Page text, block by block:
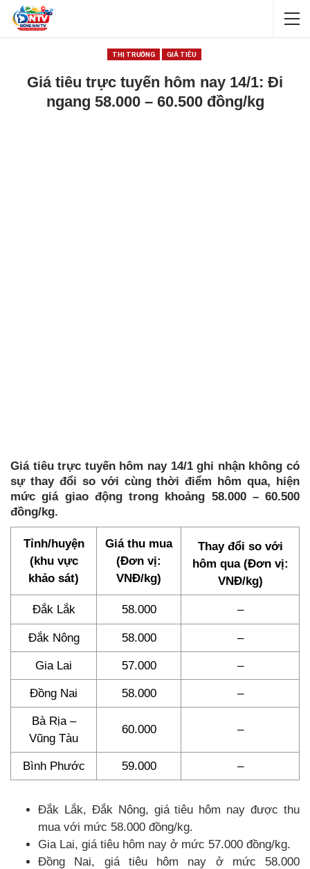
THỊ TRƯỜNG GIÁ TIÊU
Giá tiêu trực tuyến hôm nay 14/1: Đi
ngang 58.000 – 60.500 đồng/kg
Giá tiêu trực tuyến hôm nay 14/1 ghi nhận không có
sự thay đổi so với cùng thời điểm hôm qua, hiện
mức giá giao động trong khoảng 58.000 – 60.500
đồng/kg.
Tỉnh/huyện
(khu vực
khảo sát)
Giá thu mua
(Đơn vị:
VNĐ/kg)
Thay đổi so với
hôm qua (Đơn vị:
VNĐ/kg)
Đắk Lắk 58.000 –
Đắk Nông 58.000 –
Gia Lai 57.000 –
Đồng Nai 58.000 –
Bà Rịa –
Vũng Tàu
60.000 –
Bình Phước 59.000 –
Đắk Lắk, Đắk Nông, giá tiêu hôm nay được thu
mua với mức 58.000 đồng/kg.
Gia Lai, giá tiêu hôm nay ở mức 57.000 đồng/kg.
Đồng Nai, giá tiêu hôm nay ở mức 58.000